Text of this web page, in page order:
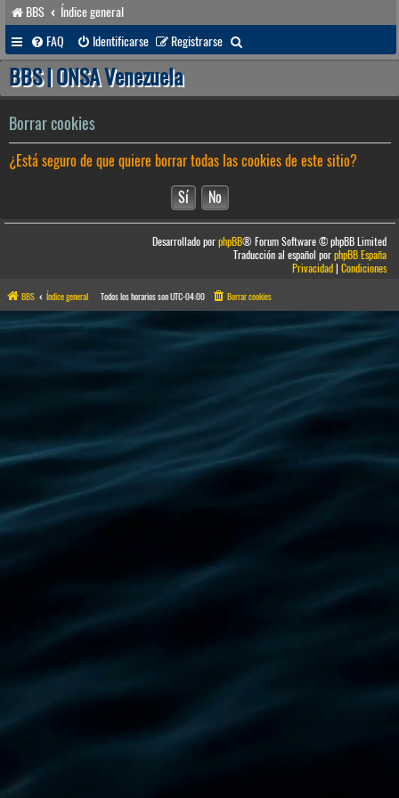
BBS
Índice general
FAQ
Identificarse Registrarse
u
a
r
BBS | ONSA Venezuela
Borrar cookies
¿Está seguro de que quiere borrar todas las cookies de este sitio?
Desarrollado porphpBB® Forum Software © phpBB Limited
Traducción al español porphpBB España
Privacidad|Condiciones
BBS Índice general Todos los horarios sonUTC-04:00 Borrar cookies